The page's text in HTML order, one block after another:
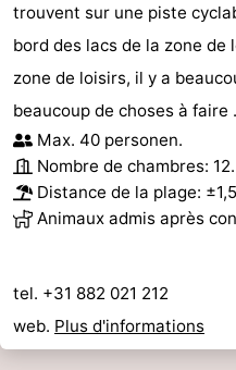
trouvent sur une piste
bord des lacs de la zone de
zone de loisirs, il y a
beaucoup de choses à faire
Max. 40 personen.
Nombre de chambres: 12.
Distance de la plage:
Animaux admis après
tel. +31 882 021 212
web. Plus d'informations